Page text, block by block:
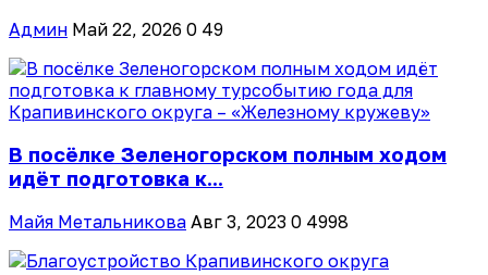
Админ Май 22, 2026 0 49
В посёлке Зеленогорском полным ходом
идёт подготовка к...
Майя Метальникова Авг 3, 2023 0 4998